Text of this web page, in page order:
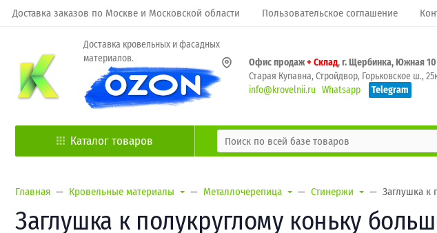
Доставка заказов по Москве и Московской области Пользовательское соглашение
Доставка кровельных и фасадных
материалов.
Офис продаж+ Склад, г. Щербинка, Южная 10
Старая Купавна, Стройдвор, Горьковское ш.,
info@krovelnii.ru Whatsapp Telegram
Каталог товаров
Главная Кровельные материалы Металлочерепица Стинержи Заглушка к
Заглушка к полукруглому коньку